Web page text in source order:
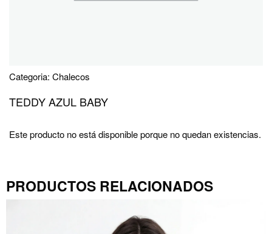
Categoria: Chalecos
TEDDY AZUL BABY
Este producto no está disponible porque no quedan existencias.
PRODUCTOS RELACIONADOS